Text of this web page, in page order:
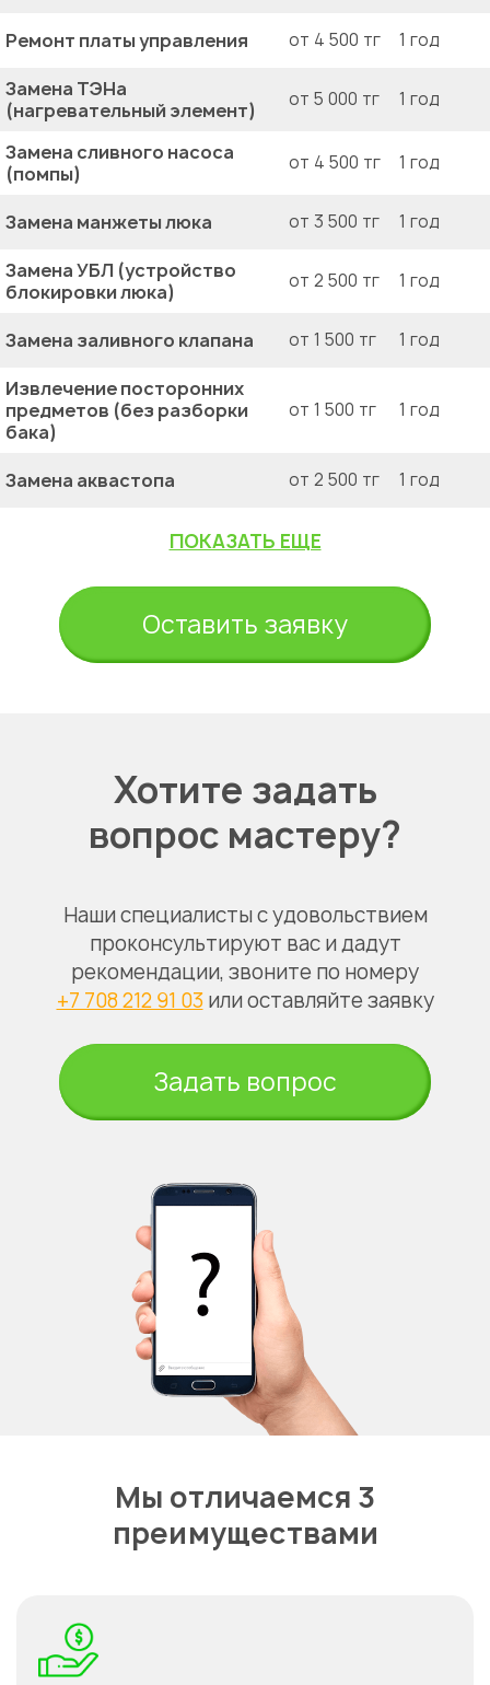
Ремонт платы управления от 4 500 тг 1 год
Замена ТЭНа
(нагревательный элемент)
от 5 000 тг 1 год
Замена сливного насоса
(помпы)
от 4 500 тг 1 год
Замена манжеты люка от 3 500 тг 1 год
Замена УБЛ (устройство
блокировки люка)
от 2 500 тг 1 год
Замена заливного клапана от 1 500 тг 1 год
Извлечение посторонних
предметов (без разборки
бака)
от 1 500 тг 1 год
Замена аквастопа от 2 500 тг 1 год
ПОКАЗАТЬ ЕЩЕ
Оставить заявку
Хотите задать
вопрос мастеру?
Наши специалисты с удовольствием
проконсультируют вас и дадут
рекомендации, звоните по номеру
+7 708 212 91 03 или оставляйте заявку
Задать вопрос
Мы отличаемся 3
преимуществами